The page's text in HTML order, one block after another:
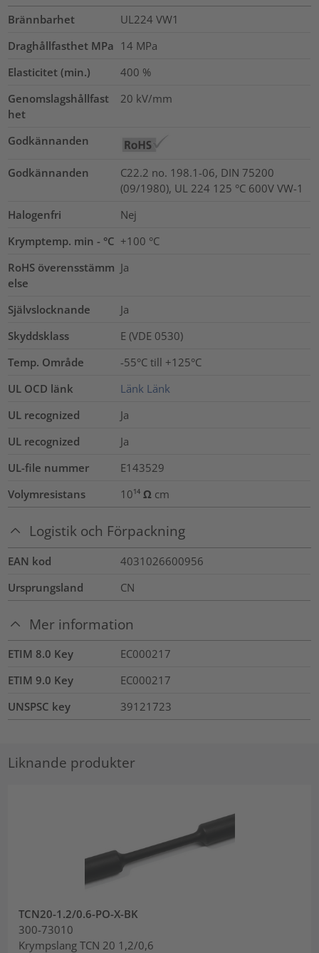
Brännbarhet
UL224 VW1
Draghållfasthet MPa 14 MPa
Elasticitet (min.)
400 %
Genomslagshållfast
het
20 kV/mm
Godkännanden
Godkännanden
C22.2 no. 198.1-06, DIN 75200
(09/1980), UL 224 125 °C 600V VW-1
Halogenfri
Nej
Krymptemp. min - °C +100 °C
RoHS överensstämm
else
Ja
Självslocknande
Ja
Skyddsklass
E (VDE 0530)
Temp. Område
-55°C till +125°C
UL OCD länk
Länk Länk
UL recognized
Ja
UL recognized
Ja
UL-file nummer
E143529
Volymresistans
10¹⁴ Ω cm
Logistik och Förpackning
EAN kod
4031026600956
Ursprungsland
CN
Mer information
ETIM 8.0 Key
EC000217
ETIM 9.0 Key
EC000217
UNSPSC key
39121723
Liknande produkter
TCN20-1.2/0.6-PO-X-BK
300-73010
Krympslang TCN 20 1,2/0,6